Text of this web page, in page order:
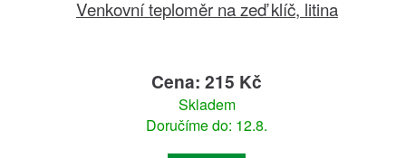
Venkovní teploměr na zeď klíč, litina
Cena: 215 Kč
Skladem
Doručíme do: 12.8.